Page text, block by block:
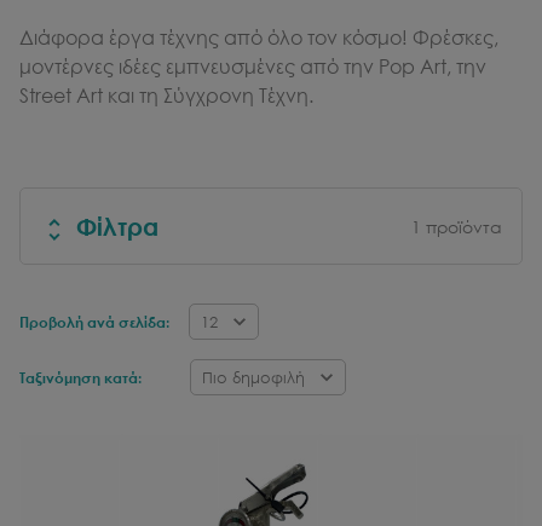
Διάφορα έργα τέχνης από όλο τον κόσμο! Φρέσκες,
μοντέρνες ιδέες εμπνευσμένες από την Pop Art, την
Street Art και τη Σύγχρονη Τέχνη.
Φίλτρα 1 προϊόντα
Προβολή ανά σελίδα: 12
Ταξινόμηση κατά: Πιο δημοφιλή